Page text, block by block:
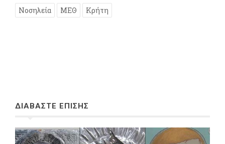
Νοσηλεία ΜΕΘ Κρήτη
ΔΙΑΒΑΣΤΕ ΕΠΙΣΗΣ